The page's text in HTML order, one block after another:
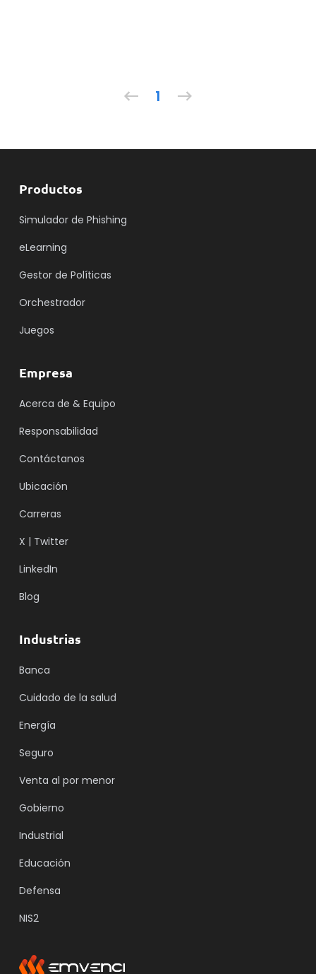
1
Productos
Simulador de Phishing
eLearning
Gestor de Políticas
Orchestrador
Juegos
Empresa
Acerca de & Equipo
Responsabilidad
Contáctanos
Ubicación
Carreras
X | Twitter
LinkedIn
Blog
Industrias
Banca
Cuidado de la salud
Energía
Seguro
Venta al por menor
Gobierno
Industrial
Educación
Defensa
NIS2